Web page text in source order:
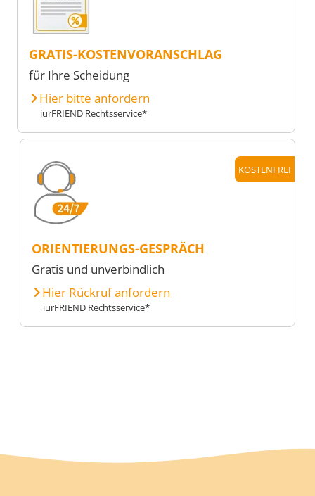
GRATIS-KOSTENVORANSCHLAG
für Ihre Scheidung
Hier bitte anfordern
iurFRIEND Rechtsservice*
KOSTENFREI
ORIENTIERUNGS-GESPRÄCH
Gratis und unverbindlich
Hier Rückruf anfordern
iurFRIEND Rechtsservice*